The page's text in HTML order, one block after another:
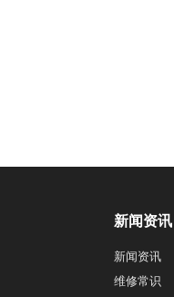
新闻资讯
新闻资讯
维修常识